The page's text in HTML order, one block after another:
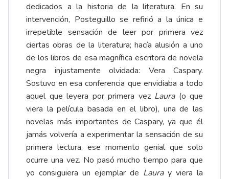
dedicados a la historia de la literatura. En su
intervención, Posteguillo se refirió a la única e
irrepetible sensación de leer por primera vez
ciertas obras de la literatura; hacía alusión a uno
de los libros de esa magnífica escritora de novela
negra injustamente olvidada: Vera Caspary.
Sostuvo en esa conferencia que envidiaba a todo
aquel que leyera por primera vez Laura (o que
viera la película basada en el libro), una de las
novelas más importantes de Caspary, ya que él
jamás volvería a experimentar la sensación de su
primera lectura, ese momento genial que solo
ocurre una vez. No pasó mucho tiempo para que
yo consiguiera un ejemplar de Lauray viera la